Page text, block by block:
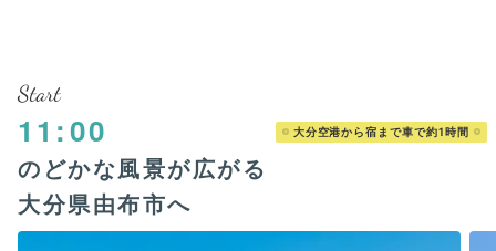
Start
11:00 大分空港から宿まで車で約1時間
のどかな風景が広がる
大分県由布市へ